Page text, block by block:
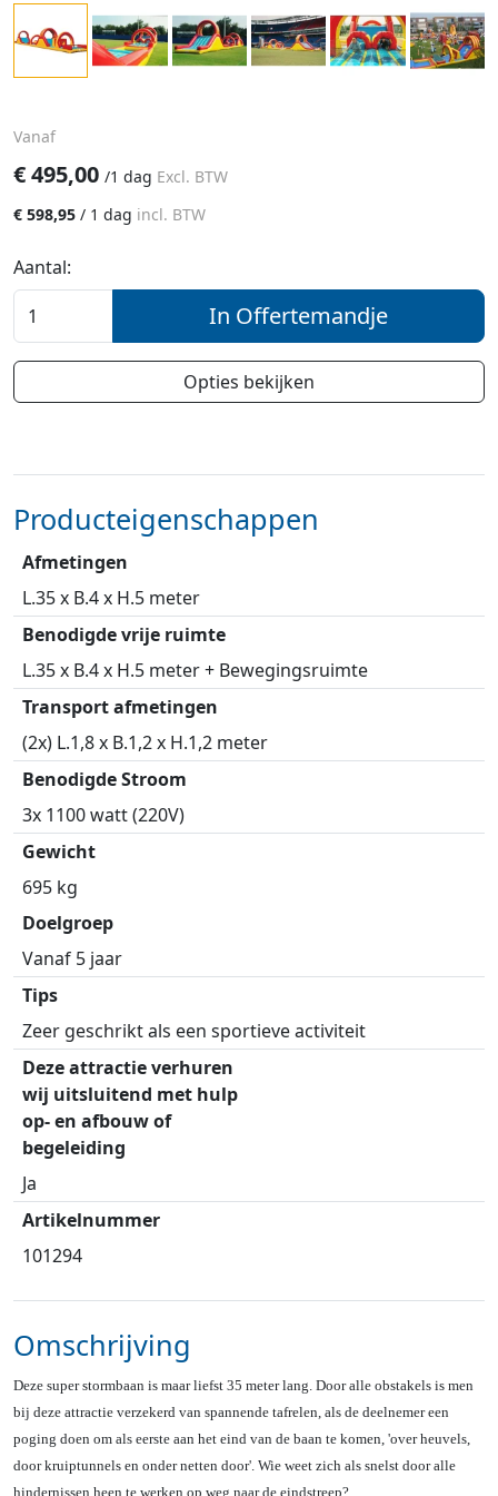
Vanaf
€495,00 /1 dag Excl. BTW
€ 598,95 / 1 dag incl. BTW
Aantal:
In Offertemandje
Opties bekijken
Producteigenschappen
Afmetingen
L.35 x B.4 x H.5 meter
Benodigde vrije ruimte
L.35 x B.4 x H.5 meter + Bewegingsruimte
Transport afmetingen
(2x) L.1,8 x B.1,2 x H.1,2 meter
Benodigde Stroom
3x 1100 watt (220V)
Gewicht
695 kg
Doelgroep
Vanaf 5 jaar
Tips
Zeer geschrikt als een sportieve activiteit
Deze attractie verhuren
wij uitsluitend met hulp
op- en afbouw of
begeleiding
Ja
Artikelnummer
101294
Omschrijving
Deze super stormbaan is maar liefst 35 meter lang. Door alle obstakels is men
bij deze attractie verzekerd van spannende tafrelen, als de deelnemer een
poging doen om als eerste aan het eind van de baan te komen, 'over heuvels,
door kruiptunnels en onder netten door'. Wie weet zich als snelst door alle
hindernissen heen te werken op weg naar de eindstreep?